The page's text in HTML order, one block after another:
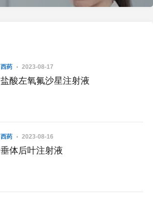
西药 2023-08-17
盐酸左氧氟沙星注射液
西药 2023-08-16
垂体后叶注射液